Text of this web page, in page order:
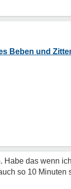
Beben und
Habe das wenn
so 10 Minuten